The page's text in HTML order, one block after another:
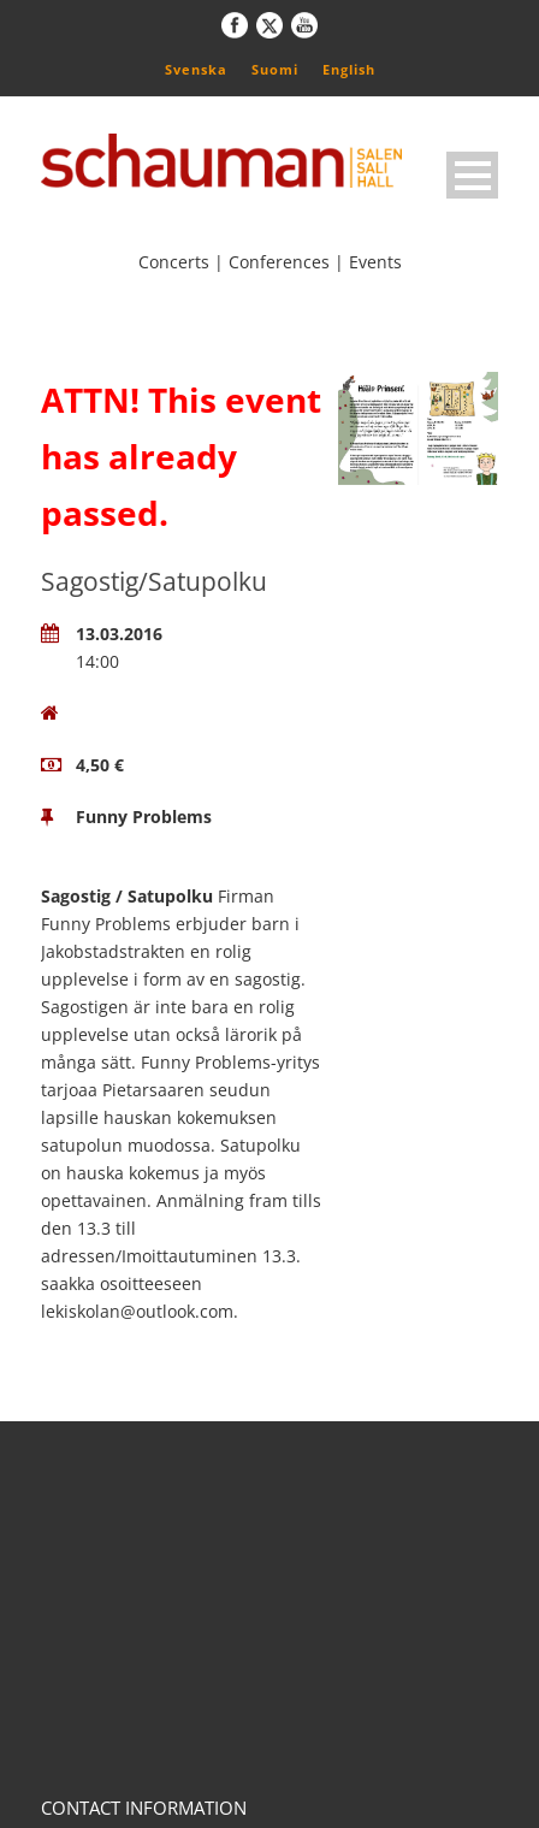
Svenska Suomi English
Concerts | Conferences | Events
ATTN! This event
has already
passed.
Sagostig/Satupolku
13.03.2016
14:00
4,50 €
Funny Problems
Sagostig / Satupolku Firman
Funny Problems erbjuder barn i
Jakobstadstrakten en rolig
upplevelse i form av en sagostig.
Sagostigen är inte bara en rolig
upplevelse utan också lärorik på
många sätt. Funny Problems-yritys
tarjoaa Pietarsaaren seudun
lapsille hauskan kokemuksen
satupolun muodossa. Satupolku
on hauska kokemus ja myös
opettavainen. Anmälning fram tills
den 13.3 till
adressen/Imoittautuminen 13.3.
saakka osoitteeseen
lekiskolan@outlook.com.
CONTACT INFORMATION